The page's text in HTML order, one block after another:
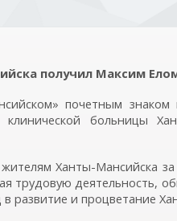
получил Максим
почетным
больницы
Ханты-Мансийска
трудовую деятельность,
в развитие и процветание